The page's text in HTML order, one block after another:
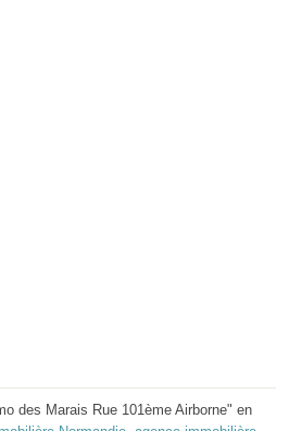
des Marais Rue 101ème Airborne" en